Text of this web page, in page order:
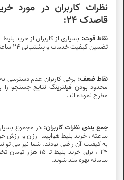
نظرات کاربران در مورد
قاصدک 24:
نقاط قوت: بسیاری از کاربران از خرید
تضمین کیفیت خدمات و پشتیبانی 24 ساعته رضایت بالایی داشته اند.
نقاط ضعف:
محدود بودن فیلترینگ نتایج جستجو
مطرح نموده اند.
جمع بندی نظرات کاربران:
ساعته ، خرید بلیط هواپیما ارزان و ارزش
به کیفیت آن راضی بودند. شما نیز می
24 ، برای خرید بلیط تا 15 هزار تومان تخفیف بگیرید و از
سامانه بهره مند شوید.